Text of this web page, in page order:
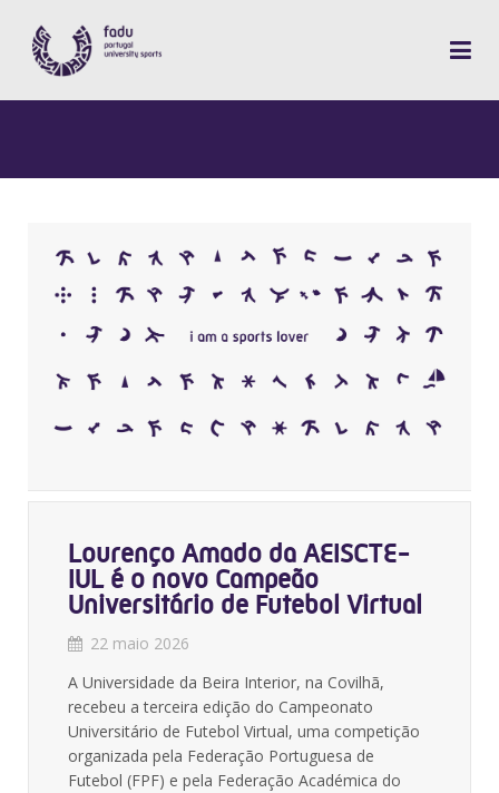
Lourenço Amado da AEISCTE-
IUL é o novo Campeão
Universitário de Futebol Virtual
22 maio 2026
A Universidade da Beira Interior, na Covilhã,
recebeu a terceira edição do Campeonato
Universitário de Futebol Virtual, uma competição
organizada pela Federação Portuguesa de
Futebol (FPF) e pela Federação Académica do